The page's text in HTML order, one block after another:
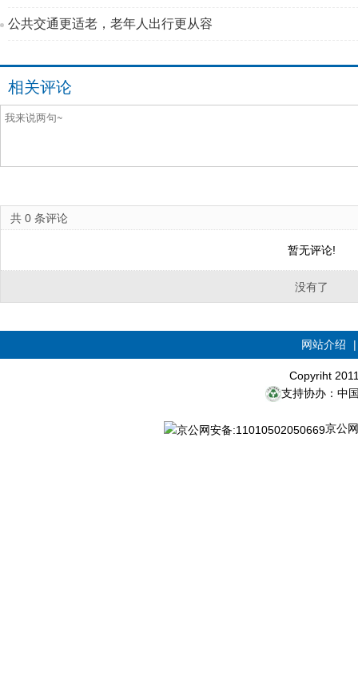
公共交通更适老，老年人出行更从容
相关评论
共 0 条评论
暂无评论!
没有了
网站介绍
Copyriht
支持协办：中
京公